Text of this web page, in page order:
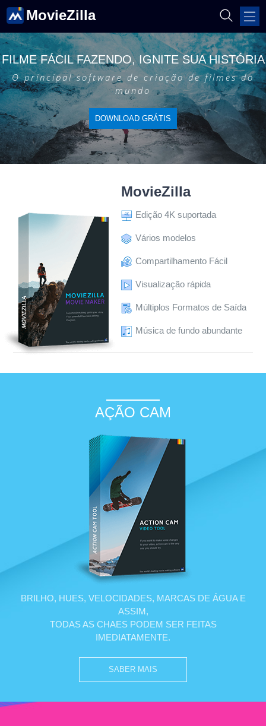
MovieZilla
FILME FÁCIL FAZENDO, IGNITE SUA HISTÓRIA
O principal software de criação de filmes do
mundo
DOWNLOAD GRÁTIS
MovieZilla
Edição 4K suportada
Vários modelos
Compartilhamento Fácil
Visualização rápida
Múltiplos Formatos de Saída
Música de fundo abundante
AÇÃO CAM
BRILHO, HUES, VELOCIDADES, MARCAS DE ÁGUA E
ASSIM,
TODAS AS CHAES PODEM SER FEITAS
IMEDIATAMENTE.
SABER MAIS